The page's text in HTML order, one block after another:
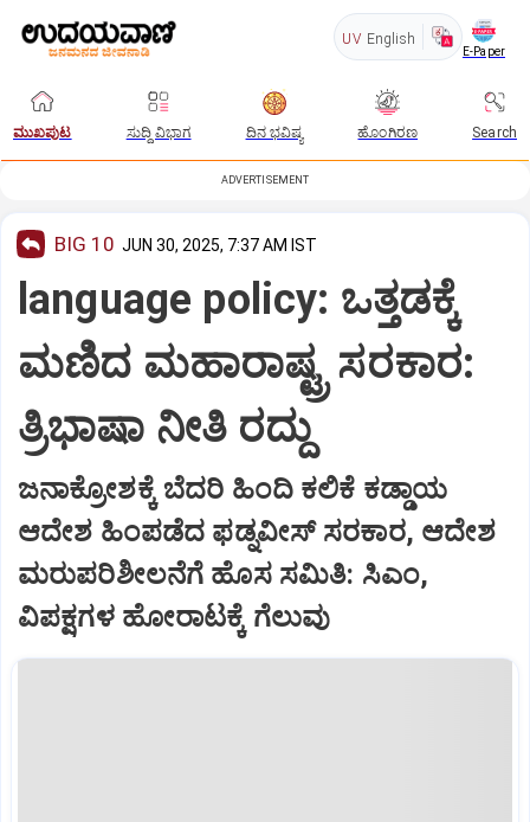
UV English
E-Paper
ಮುಖಪುಟ ಸುದ್ದಿ ವಿಭಾಗ ದಿನ ಭವಿಷ್ಯ ಹೊಂಗಿರಣ Search
ADVERTISEMENT
BIG 10 JUN 30, 2025, 7:37 AM IST
language policy: ಒತ್ತಡಕ್ಕೆ
ಮಣಿದ ಮಹಾರಾಷ್ಟ್ರ ಸರಕಾರ:
ತ್ರಿಭಾಷಾ ನೀತಿ ರದ್ದು
ಜನಾಕ್ರೋಶಕ್ಕೆ ಬೆದರಿ ಹಿಂದಿ ಕಲಿಕೆ ಕಡ್ಡಾಯ
ಆದೇಶ ಹಿಂಪಡೆದ ಫ‌ಡ್ನವೀಸ್‌ ಸರಕಾರ, ಆದೇಶ
ಮರುಪರಿಶೀಲನೆಗೆ ಹೊಸ ಸಮಿತಿ: ಸಿಎಂ,
ವಿಪಕ್ಷಗಳ ಹೋರಾಟಕ್ಕೆ ಗೆಲುವು